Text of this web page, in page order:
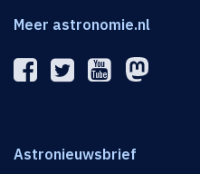
Meer astronomie.nl
Astronieuwsbrief